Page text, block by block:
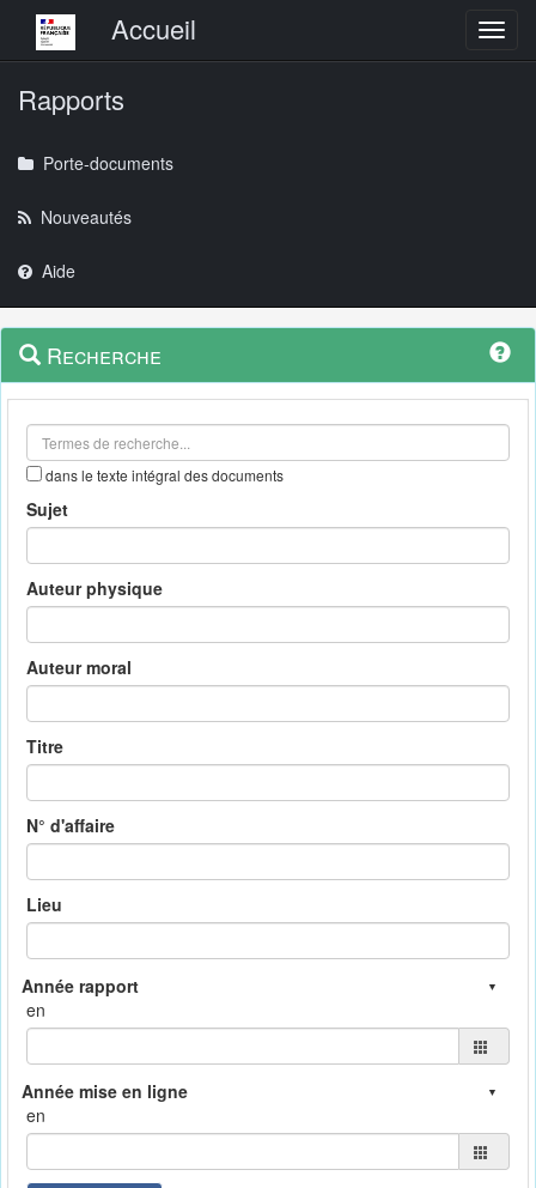
Menu principalAccueil
Rapports
Porte-documents
Nouveautés
Aide
Navigation
outils
Menu
contextuel
Recherche
dans le texte intégral des documents
Sujet
Auteur physique
Auteur moral
Titre
N° d'affaire
Lieu
en
en